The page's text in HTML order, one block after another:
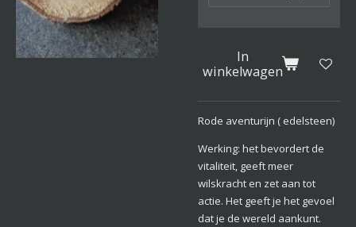
In
winkelwagen
Rode aventurijn ( edelsteen)
Werking: het bevordert de
vitaliteit, geeft meer
wilskracht en zet aan tot
actie. Het geeft je het gevoel
dat je de wereld aankunt.